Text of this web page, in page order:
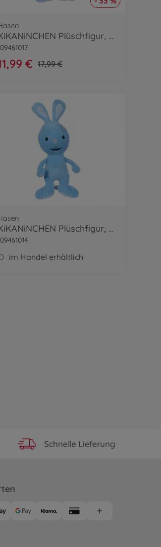
KiKANiNCHEN Plüschfigur, 40cm
€ 17,99 €
KiKANiNCHEN Plüschfigur, 35cm
im Handel erhältlich
Schnelle Lieferung